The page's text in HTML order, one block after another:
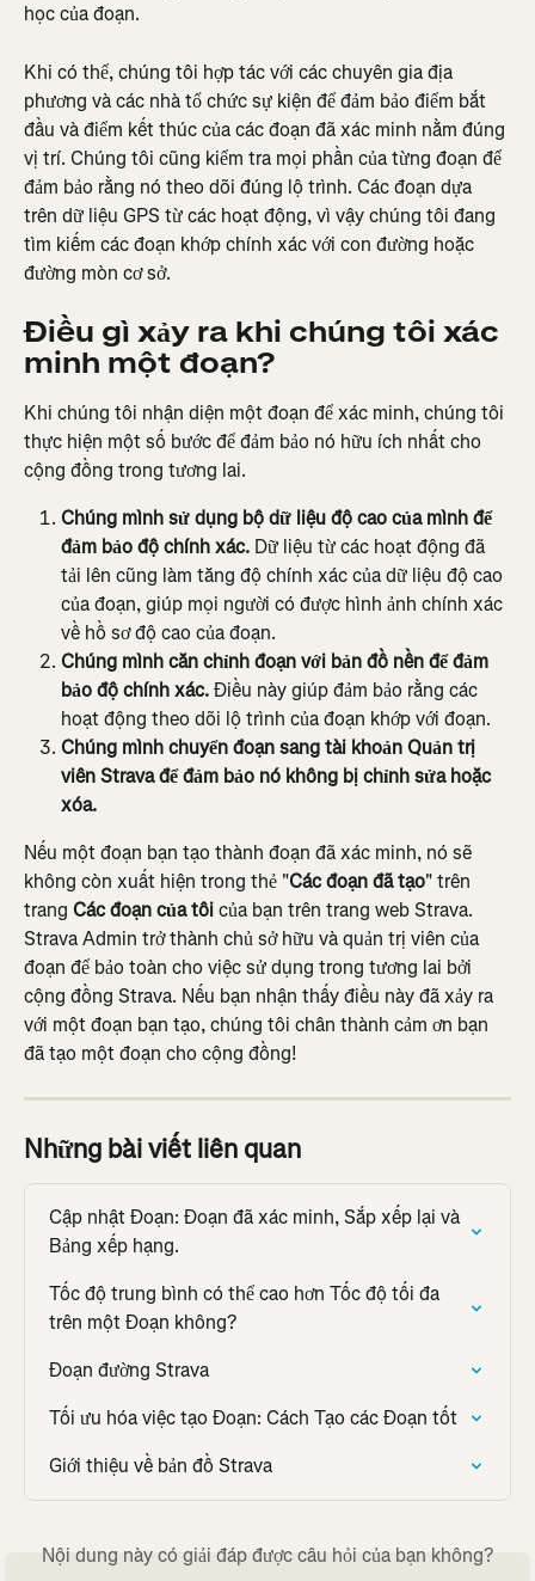
học của đoạn.
Khi có thể, chúng tôi hợp tác với các chuyên gia địa
phương và các nhà tổ chức sự kiện để đảm bảo điểm bắt
đầu và điểm kết thúc của các đoạn đã xác minh nằm đúng
vị trí. Chúng tôi cũng kiểm tra mọi phần của từng đoạn để
đảm bảo rằng nó theo dõi đúng lộ trình. Các đoạn dựa
trên dữ liệu GPS từ các hoạt động, vì vậy chúng tôi đang
tìm kiếm các đoạn khớp chính xác với con đường hoặc
đường mòn cơ sở.
Điều gì xảy ra khi chúng tôi xác
minh một đoạn?
Khi chúng tôi nhận diện một đoạn để xác minh, chúng tôi
thực hiện một số bước để đảm bảo nó hữu ích nhất cho
cộng đồng trong tương lai.
Chúng mình sử dụng bộ dữ liệu độ cao của mình để
đảm bảo độ chính xác. Dữ liệu từ các hoạt động đã
tải lên cũng làm tăng độ chính xác của dữ liệu độ cao
của đoạn, giúp mọi người có được hình ảnh chính xác
về hồ sơ độ cao của đoạn.
Chúng mình căn chỉnh đoạn với bản đồ nền để đảm
bảo độ chính xác. Điều này giúp đảm bảo rằng các
hoạt động theo dõi lộ trình của đoạn khớp với đoạn.
Chúng mình chuyển đoạn sang tài khoản Quản trị
viên Strava để đảm bảo nó không bị chỉnh sửa hoặc
xóa.
Nếu một đoạn bạn tạo thành đoạn đã xác minh, nó sẽ
không còn xuất hiện trong thẻ "Các đoạn đã tạo" trên
trang Các đoạn của tôi của bạn trên trang web Strava.
Strava Admin trở thành chủ sở hữu và quản trị viên của
đoạn để bảo toàn cho việc sử dụng trong tương lai bởi
cộng đồng Strava. Nếu bạn nhận thấy điều này đã xảy ra
với một đoạn bạn tạo, chúng tôi chân thành cảm ơn bạn
đã tạo một đoạn cho cộng đồng!
Những bài viết liên quan
Cập nhật Đoạn: Đoạn đã xác minh, Sắp xếp lại và
Bảng xếp hạng.
Tốc độ trung bình có thể cao hơn Tốc độ tối đa
trên một Đoạn không?
Đoạn đường Strava
Tối ưu hóa việc tạo Đoạn: Cách Tạo các Đoạn tốt
Giới thiệu về bản đồ Strava
Nội dung này có giải đáp được câu hỏi của bạn không?